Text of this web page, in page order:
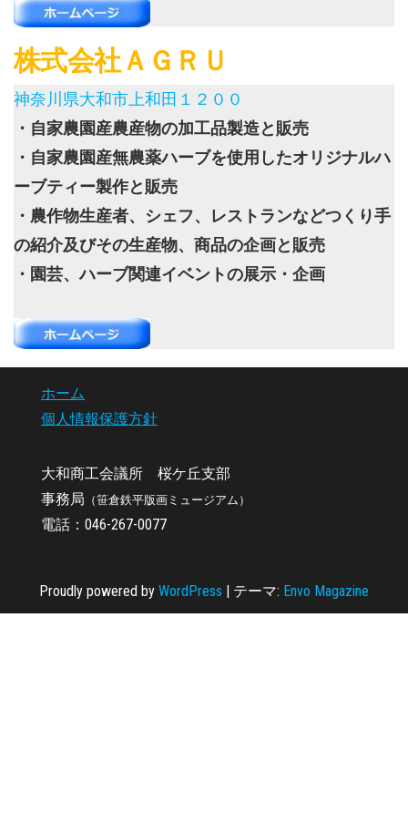
株式会社ＡＧＲＵ
神奈川県大和市上和田１２００
・自家農園産農産物の加工品製造と販売
・自家農園産無農薬ハーブを使用したオリジナルハ
ーブティー製作と販売
・農作物生産者、シェフ、レストランなどつくり手
の紹介及びその生産物、商品の企画と販売
・園芸、ハーブ関連イベントの展示・企画
ホーム
個人情報保護方針
大和商工会議所 桜ケ丘支部
事務局 （笹倉鉄平版画ミュージアム）
電話：046-267-0077
Proudly powered by WordPress | テーマ: Envo Magazine